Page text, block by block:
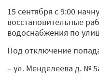
15 сентября с 9:00
восстановительные
водоснабжения по
Под отключение
– ул. Менделеева д. №